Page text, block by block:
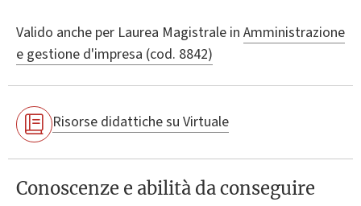
Valido anche per Laurea Magistrale in Amministrazione
e gestione d'impresa (cod. 8842)
Risorse didattiche su Virtuale
Conoscenze e abilità da conseguire